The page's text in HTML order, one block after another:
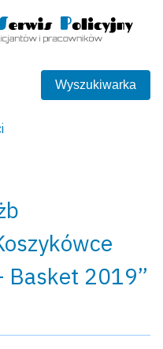
Wyszukiwarka
Basket 2019”